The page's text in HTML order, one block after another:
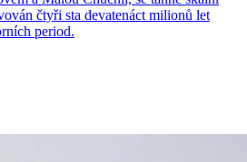
čtyři sta devatenáct milionů let
period.